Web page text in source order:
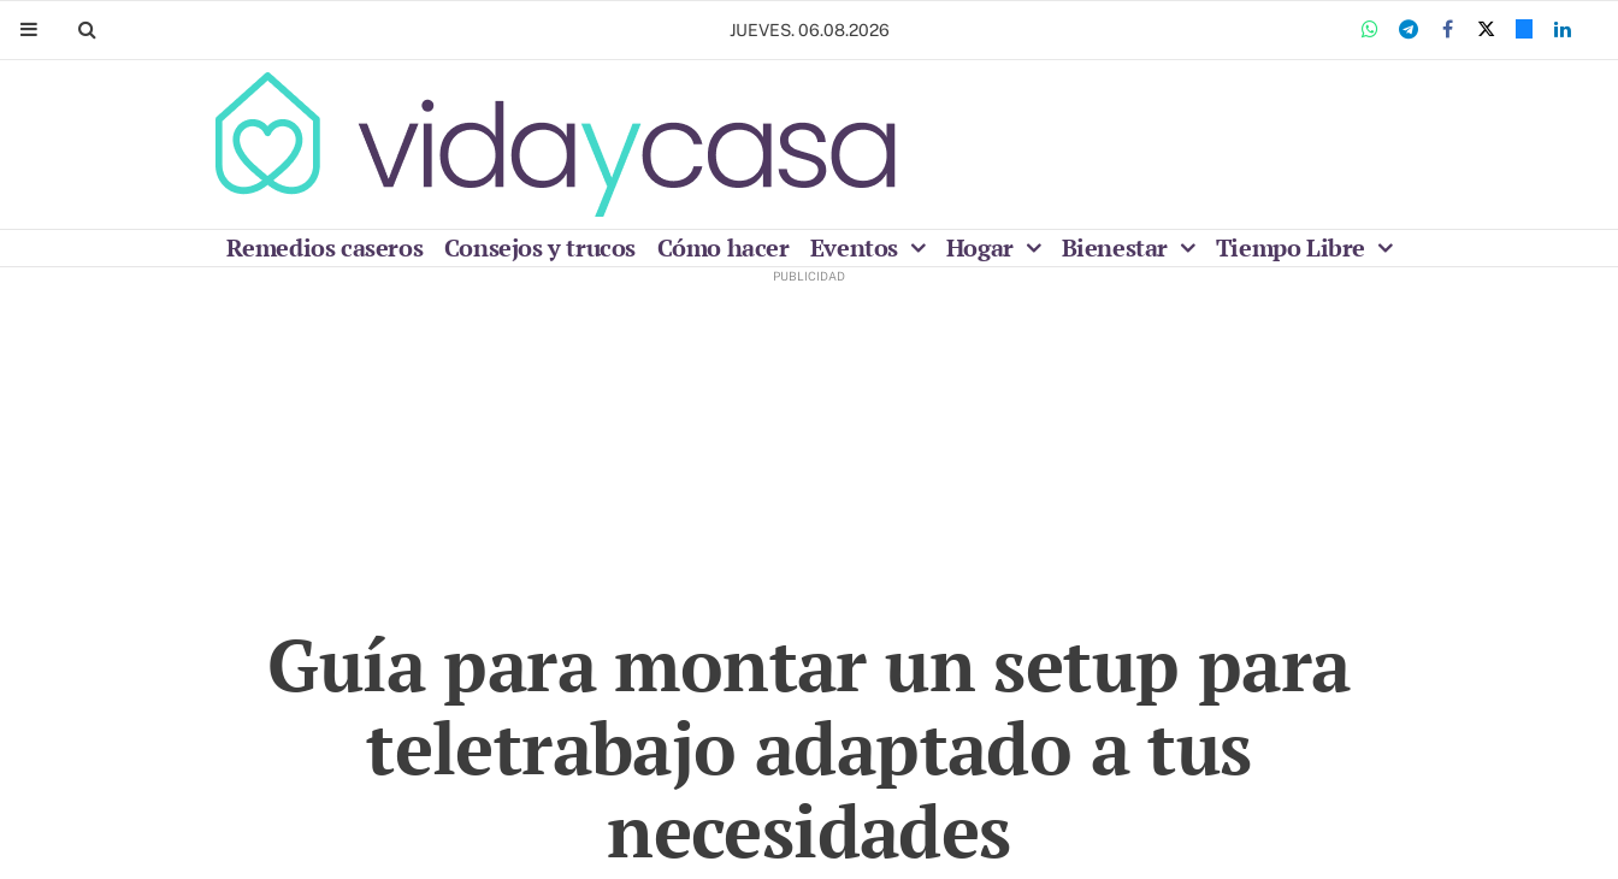
JUEVES. 06.08.2026
Remedios caseros Consejos y trucos Cómo hacer Eventos Hogar Bienestar Tiempo Libre
Guía para montar un setup para
teletrabajo adaptado a tus
necesidades